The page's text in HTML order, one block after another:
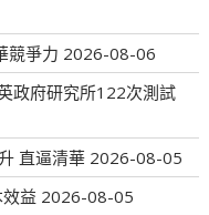
競爭力 2026-08-06
政府研究所122次測試
直逼清華 2026-08-05
益 2026-08-05